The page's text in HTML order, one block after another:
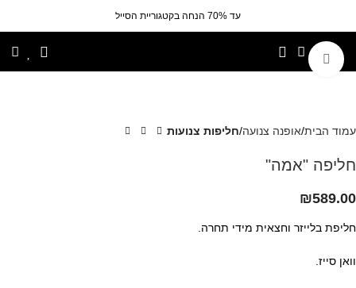
עד 70% הנחה בקטגוריית הסייל
לחצי להגדלה
עמוד הבית אופנה צנועה חליפות צנועות
חליפה "אמה"
₪589.00
חליפת בלייזר וחצאית מידי תחרה.
וואן סייז.